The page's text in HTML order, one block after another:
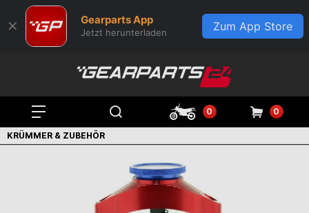
✕ Gearparts App
Jetzt herunterladen Zum App Store
0 0
KRÜMMER & ZUBEHÖR